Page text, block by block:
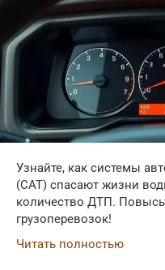
Узнайте, как системы
(САТ) спасают жизни
количество ДТП.
грузоперевозок!
Читать полностью